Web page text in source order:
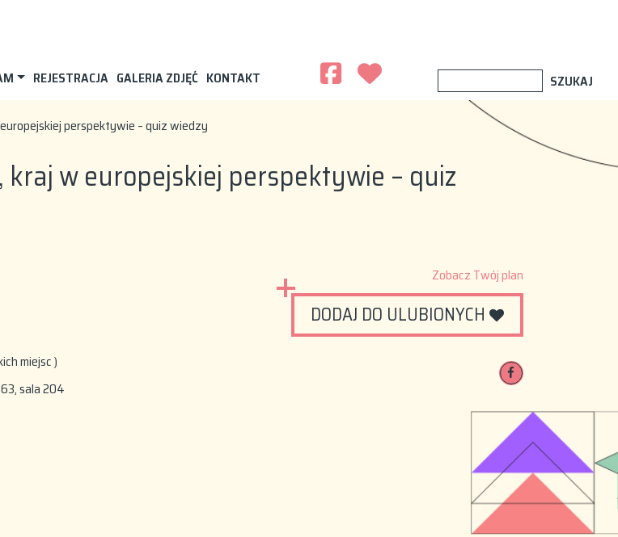
REJESTRACJA GALERIA ZDJĘĆ KONTAKT
perspektywie – quiz wiedzy
kraj w europejskiej perspektywie – quiz
miejsc )
sala 204
Zobacz Twój plan
DODAJ DO ULUBIONYCH